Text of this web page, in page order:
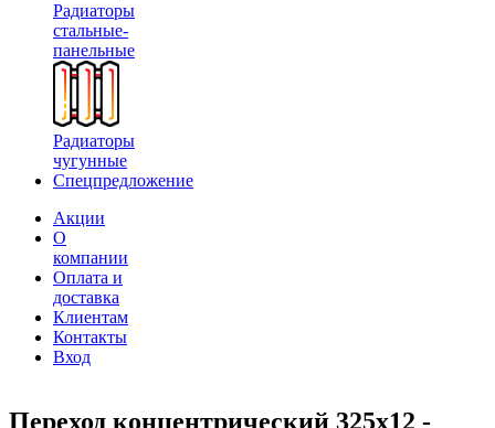
Радиаторы
стальные-
панельные
Радиаторы
чугунные
Спецпредложение
Акции
О
компании
Оплата и
доставка
Клиентам
Контакты
Вход
Переход концентрический 325х12 -